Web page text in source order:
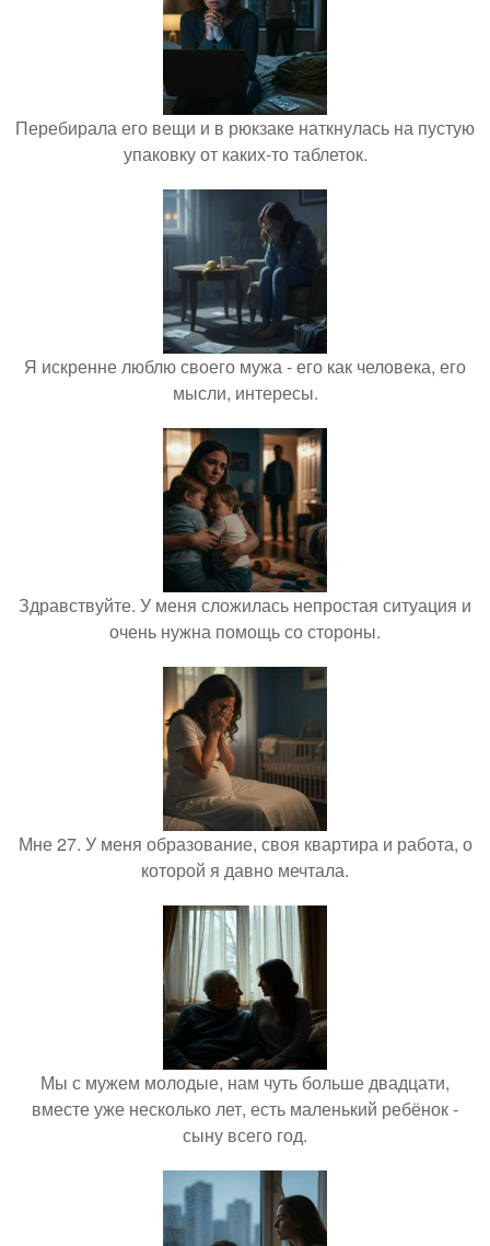
Перебирала его вещи и в рюкзаке наткнулась на пустую
упаковку от каких-то таблеток.
Я искренне люблю своего мужа - его как человека, его
мысли, интересы.
Здравствуйте. У меня сложилась непростая ситуация и
очень нужна помощь со стороны.
Мне 27. У меня образование, своя квартира и работа, о
которой я давно мечтала.
Мы с мужем молодые, нам чуть больше двадцати,
вместе уже несколько лет, есть маленький ребёнок -
сыну всего год.